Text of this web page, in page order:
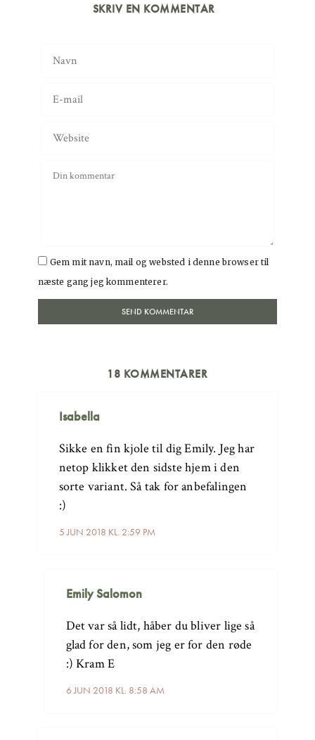
SKRIV EN KOMMENTAR
Gem mit navn, mail og websted i denne browser til
næste gang jeg kommenterer.
18 KOMMENTARER
Isabella
5 JUN 2018 KL. 2:59 PM
Sikke en fin kjole til dig Emily. Jeg har
netop klikket den sidste hjem i den
sorte variant. Så tak for anbefalingen
:)
Emily Salomon
6 JUN 2018 KL. 8:58 AM
Det var så lidt, håber du bliver lige så
glad for den, som jeg er for den røde
:) Kram E